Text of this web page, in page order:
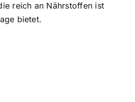
reich an Nährstoffen ist
bietet.